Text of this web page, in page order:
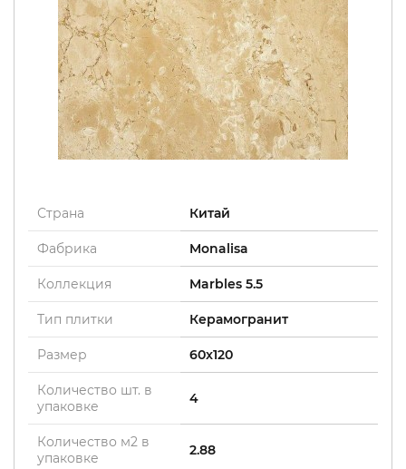
Страна Китай
Фабрика Monalisa
Коллекция Marbles 5.5
Тип плитки Керамогранит
Размер 60x120
Количество шт. в
упаковке
4
Количество м2 в
упаковке
2.88